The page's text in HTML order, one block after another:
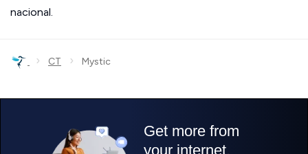
nacional.
› CT › Mystic